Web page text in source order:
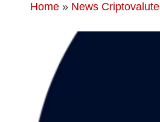
Home » News Criptovalute